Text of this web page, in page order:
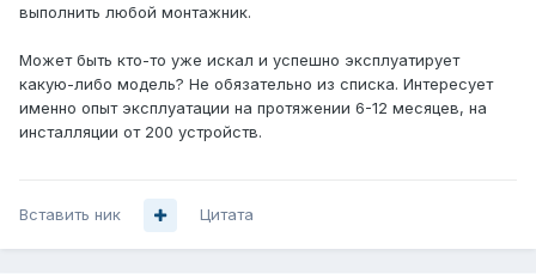
выполнить любой монтажник.
Может быть кто-то уже искал и успешно эксплуатирует
какую-либо модель? Не обязательно из списка. Интересует
именно опыт эксплуатации на протяжении 6-12 месяцев, на
инсталляции от 200 устройств.
Вставить ник Цитата